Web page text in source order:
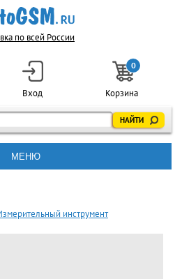
по всей России
Вход
0
Корзина
МЕНЮ
инструмент